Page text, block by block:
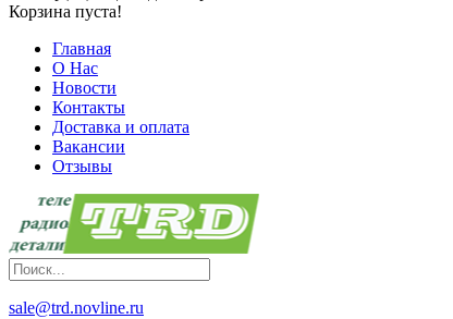
Корзина пуста!
Главная
О Нас
Новости
Контакты
Доставка и оплата
Вакансии
Отзывы
sale@trd.novline.ru